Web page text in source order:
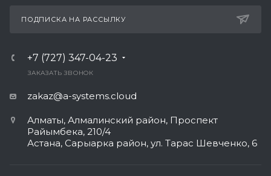
ПОДПИСКА НА РАССЫЛКУ
+7 (727) 347-04-23
ЗАКАЗАТЬ ЗВОНОК
zakaz@a-systems.cloud
Алматы, ​Алмалинский район, Проспект
Райымбека, 210/4
Астана, Сарыарка район, ул. Тарас Шевченко, 6​